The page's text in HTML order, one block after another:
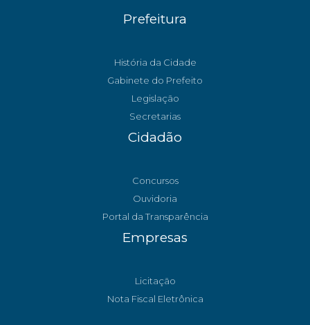
Prefeitura
História da Cidade
Gabinete do Prefeito
Legislação
Secretarias
Cidadão
Concursos
Ouvidoria
Portal da Transparência
Empresas
Licitação
Nota Fiscal Eletrônica